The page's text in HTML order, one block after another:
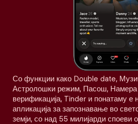
Со функции како Double date,
Астролошки режим, Пасош, Намера
верификација, Tinder и понатаму е
апликација за запознавање во
земји, со над 55 милијарди споеви